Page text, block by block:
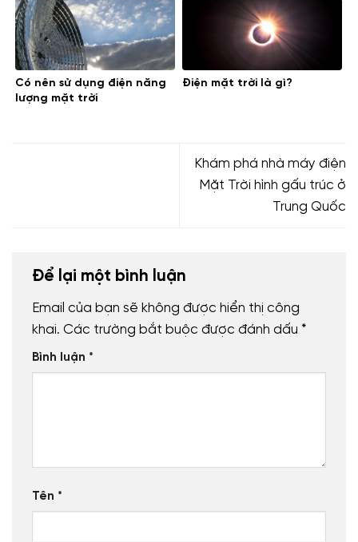
Có nên sử dụng điện năng
lượng mặt trời
Điện mặt trời là gì?
Khám phá nhà máy điện
Mặt Trời hình gấu trúc ở
Trung Quốc
Để lại một bình luận
Email của bạn sẽ không được hiển thị công
khai. Các trường bắt buộc được đánh dấu *
Bình luận *
Tên *